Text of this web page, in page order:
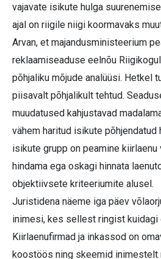
vajavate isikute hulga
ajal on riigile niigi koormavaks
Arvan, et majandusministeerium
reklaamiseaduse eelnõu
põhjaliku mõjude analüüsi. Hetkel
piisavalt põhjalikult tehtud.
muudatused kahjustavad
vähem haritud isikute
isikute grupp on peamine kiirlaenu
hindama ega oskagi hinnata
objektiivsete kriteeriumite alusel.
Juristidena näeme iga päev
inimesi, kes sellest ringist kuidagi
Kiirlaenufirmad ja inkassod on
koostöös ning skeemid inimestelt